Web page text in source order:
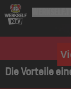
Die Vorteile